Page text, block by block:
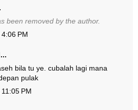
been removed by the author.
PM
bila tu ye. cubalah lagi mana
pulak
PM